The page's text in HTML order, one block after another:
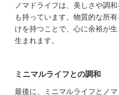
ノマドライフは、美しさや調
も持っています。物質的な所
けを持つことで、心に余裕が
生まれます。
ミニマルライフとの調和
最後に、ミニマルライフとノ